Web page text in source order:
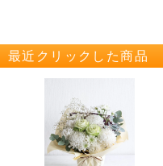
最近クリックした商品